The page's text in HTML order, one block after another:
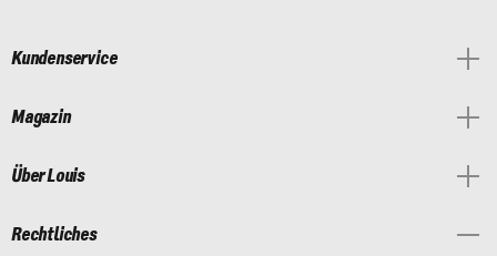
Kundenservice
Magazin
Über Louis
Rechtliches